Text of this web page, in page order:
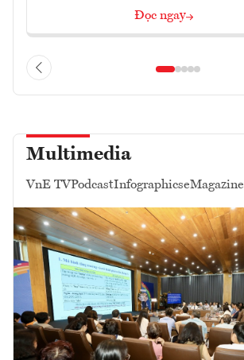
Đọc ngay
Multimedia
VnE TVPodcastInfographicseMagazine